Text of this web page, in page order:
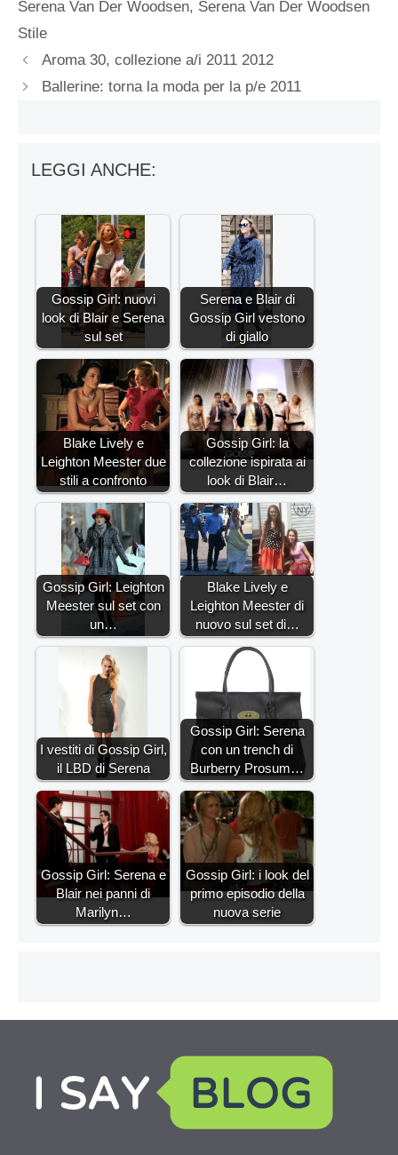
Serena Van Der Woodsen, Serena Van Der Woodsen
Stile
Aroma 30, collezione a/i 2011 2012
Ballerine: torna la moda per la p/e 2011
LEGGI ANCHE:
Gossip Girl: nuovi
look di Blair e Serena
sul set
Serena e Blair di
Gossip Girl vestono
di giallo
Blake Lively e
Leighton Meester due
stili a confronto
Gossip Girl: la
collezione ispirata ai
look di Blair…
Gossip Girl: Leighton
Meester sul set con
un…
Blake Lively e
Leighton Meester di
nuovo sul set di…
I vestiti di Gossip Girl,
il LBD di Serena
Gossip Girl: Serena
con un trench di
Burberry Prosum…
Gossip Girl: Serena e
Blair nei panni di
Marilyn…
Gossip Girl: i look del
primo episodio della
nuova serie